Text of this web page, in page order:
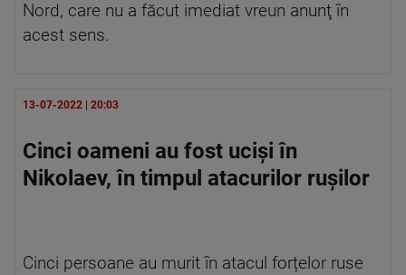
Nord, care nu a făcut imediat vreun anunţ în
acest sens.
13-07-2022 | 20:03
Cinci oameni au fost uciși în
Nikolaev, în timpul atacurilor rușilor
Cinci persoane au murit în atacul forțelor ruse